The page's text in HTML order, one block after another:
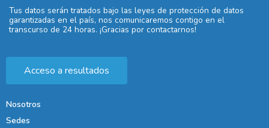
Tus datos serán tratados bajo las leyes de protección de datos
garantizadas en el país, nos comunicaremos contigo en el
transcurso de 24 horas. ¡Gracias por contactarnos!
Acceso a resultados
Nosotros
Sedes